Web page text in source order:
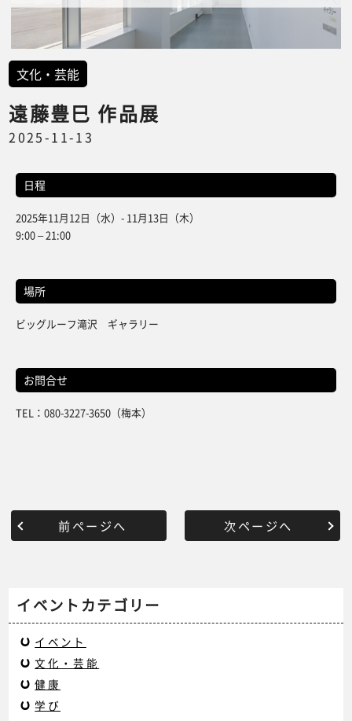
文化・芸能
遠藤豊巳 作品展
2025-11-13
日程
2025年11月12日（水）- 11月13日（木）
9:00 – 21:00
場所
ビッグルーフ滝沢 ギャラリー
お問合せ
TEL：080-3227-3650（梅本）
前ページへ 次ページへ
イベントカテゴリー
イベント
文化・芸能
健康
学び